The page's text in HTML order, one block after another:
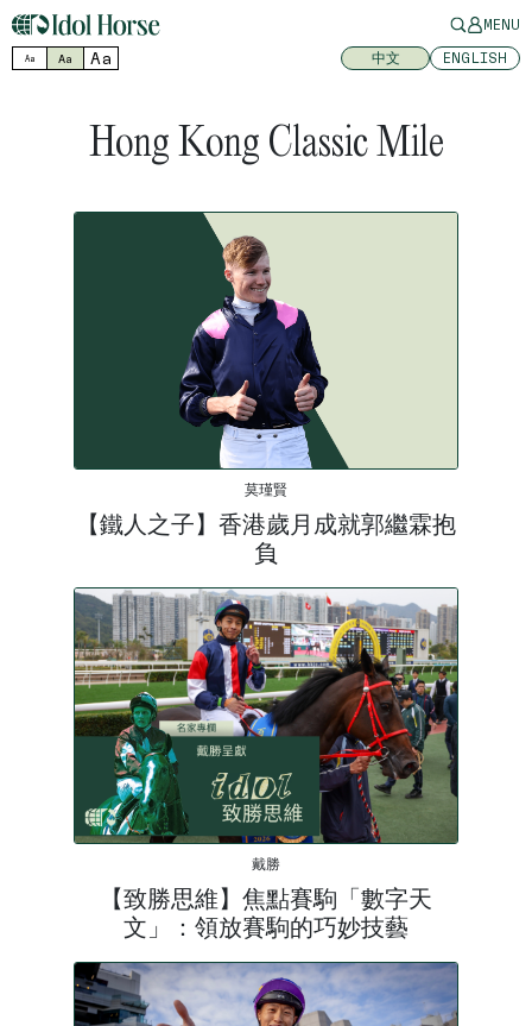
MENU
Aa Aa Aa 中文 ENGLISH
Hong Kong Classic Mile
莫瑾賢
【鐵人之子】香港歲月成就郭繼霖抱
負
戴勝
【致勝思維】焦點賽駒「數字天
文」：領放賽駒的巧妙技藝